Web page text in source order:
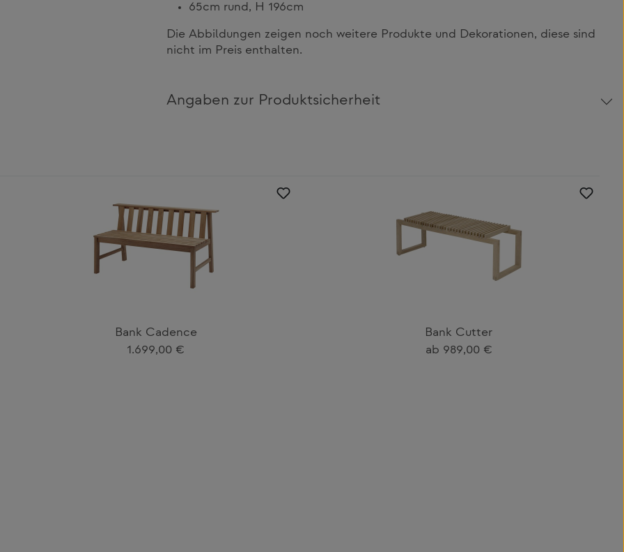
65cm rund, H 196cm
Die Abbildungen zeigen noch weitere Produkte und Dekorationen, diese sind
nicht im Preis enthalten.
Angaben zur Produktsicherheit
Bank Cadence
Regulärer Preis:
1.699,00 €
Bank Cutter
Regulärer Preis:
ab 989,00 €